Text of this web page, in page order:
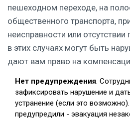
пешеходном переходе, на
общественного транспорта,
неисправности или
в этих случаях могут быть
дают вам право на
Нет предупреждения.
зафиксировать нарушение и
устранение (если это
предупредили - эвакуация